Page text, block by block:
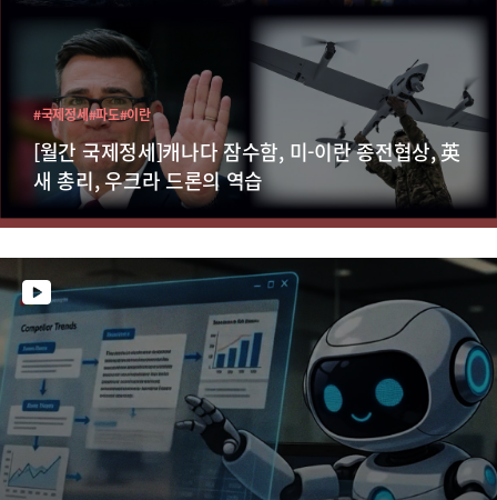
[월간 국제정세]캐나다 잠수함, 미-이란 종전협상, 英
새 총리, 우크라 드론의 역습
#국제정세#파도#이란